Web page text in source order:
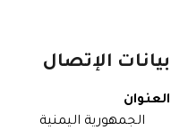
بيانات الإتصال
العنوان
الجمهورية اليمنية